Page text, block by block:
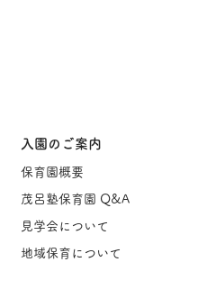
入園のご案内
保育園概要
茂呂塾保育園 Q&A
見学会について
地域保育について